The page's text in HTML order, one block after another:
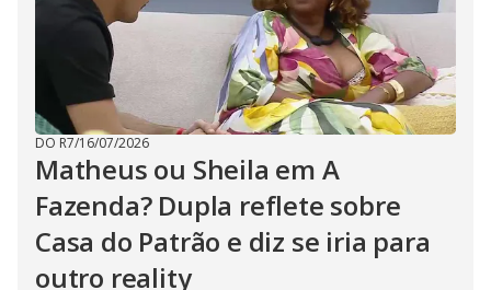
DO R7/16/07/2026
Matheus ou Sheila em A
Fazenda? Dupla reflete sobre
Casa do Patrão e diz se iria para
outro reality